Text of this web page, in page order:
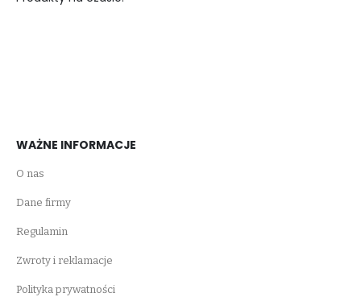
WAŻNE INFORMACJE
O nas
Dane firmy
Regulamin
Zwroty i reklamacje
Polityka prywatności